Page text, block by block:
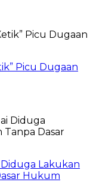
Picu Dugaan
Diduga Lakukan
Hukum